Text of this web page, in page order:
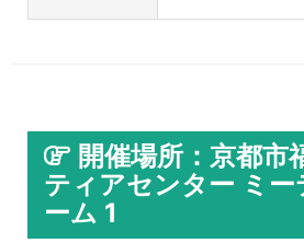
開催場所：京都市
ティアセンター ミ
ーム 1